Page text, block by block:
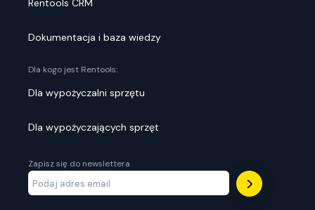
Rentools CRM
Dokumentacja i baza wiedzy
Dla kogo jest Rentools:
Dla wypożyczalni sprzętu
Dla wypożyczających sprzęt
Zapisz się do newslettera